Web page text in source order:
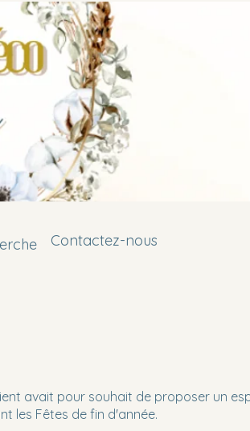
Contactez-nous
avait pour souhait de proposer un
les Fêtes de fin d'année.